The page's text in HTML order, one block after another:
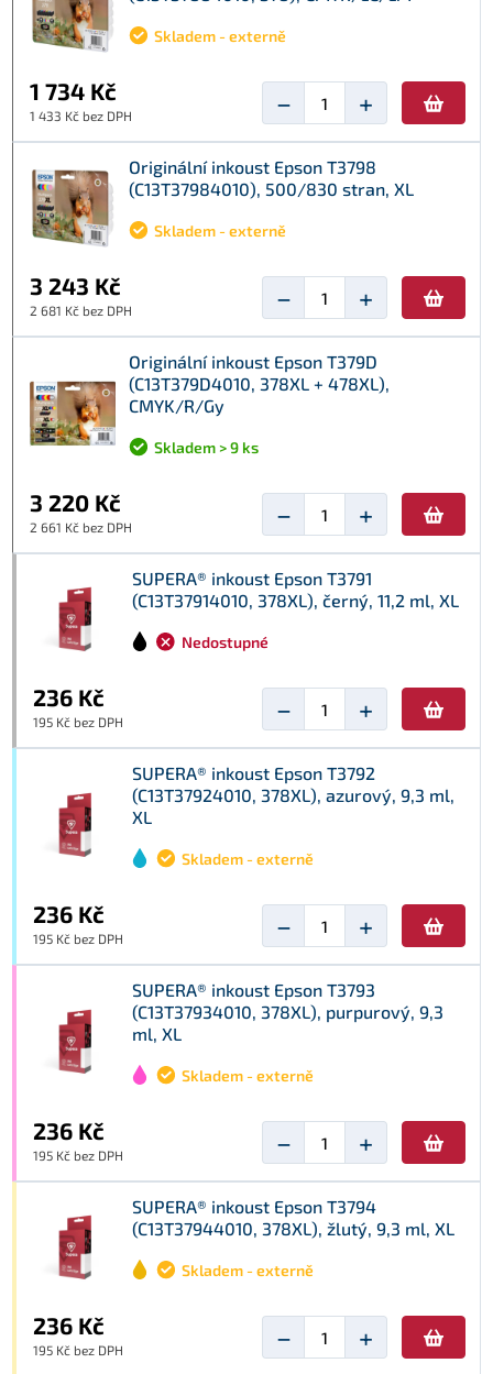
Skladem - externě
1 734 Kč
1 433 Kč bez DPH − +
Originální inkoust Epson T3798
(C13T37984010), 500/830 stran, XL
Skladem - externě
3 243 Kč
2 681 Kč bez DPH − +
Originální inkoust Epson T379D
(C13T379D4010, 378XL + 478XL),
CMYK/R/Gy
Skladem > 9 ks
3 220 Kč
2 661 Kč bez DPH − +
SUPERA® inkoust Epson T3791
(C13T37914010, 378XL), černý, 11,2 ml, XL
Nedostupné
236 Kč
195 Kč bez DPH − +
SUPERA® inkoust Epson T3792
(C13T37924010, 378XL), azurový, 9,3 ml,
XL
Skladem - externě
236 Kč
195 Kč bez DPH − +
SUPERA® inkoust Epson T3793
(C13T37934010, 378XL), purpurový, 9,3
ml, XL
Skladem - externě
236 Kč
195 Kč bez DPH − +
SUPERA® inkoust Epson T3794
(C13T37944010, 378XL), žlutý, 9,3 ml, XL
Skladem - externě
236 Kč
195 Kč bez DPH − +